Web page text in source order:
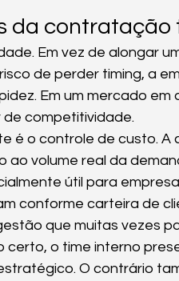
da contratação
Em vez de alongar
de perder timing, a
Em um mercado
competitividade.
é o controle de custo.
ao volume real da
útil para
conforme carteira de
que muitas vezes
o time interno
O contrário